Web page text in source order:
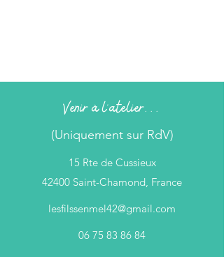
Venir à l'atelier...
(Uniquement sur RdV)
15 Rte de Cussieux
42400 Saint-Chamond, France
lesfilssenmel42@gmail.com
06 75 83 86 84